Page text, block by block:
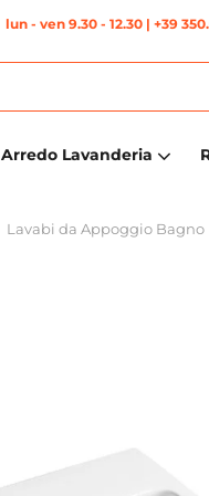
lun - ven 9.30 - 12.30 | +39
Arredo Lavanderia
Lavabi da Appoggio Bagno